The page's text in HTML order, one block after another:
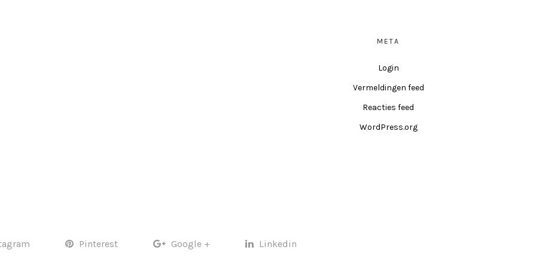
META
Login
Vermeldingen feed
Reacties feed
WordPress.org
Pinterest Google + Linkedin